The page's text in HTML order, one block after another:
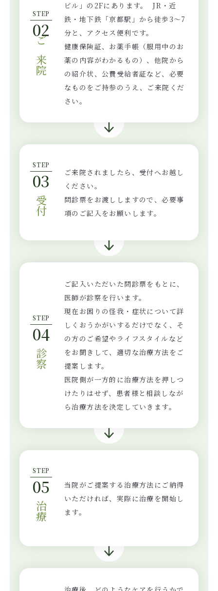
STEP
02
ご来院
ビル」の2Fにあります。 JR・近
鉄・地下鉄「京都駅」から徒歩3～7
分と、アクセス便利です。
健康保険証、お薬手帳（服用中のお
薬の内容がわかるもの）、他院から
の紹介状、公費受給者証など、必要
なものをご持参のうえ、ご来院くだ
さい。
STEP
03
受付
ご来院されましたら、受付へお越し
ください。
問診票をお渡ししますので、必要事
項のご記入をお願いします。
STEP
04
診察
ご記入いただいた問診票をもとに、
医師が診察を行います。
現在お困りの怪我・症状について詳
しくおうかがいするだけでなく、そ
の方のご希望やライフスタイルなど
をお聞きして、適切な治療方法をご
提案します。
医院側が一方的に治療方法を押しつ
けたりはせず、患者様と相談しなが
ら治療方法を決定していきます。
STEP
05
治療
当院がご提案する治療方法にご納得
いただければ、実際に治療を開始し
ます。